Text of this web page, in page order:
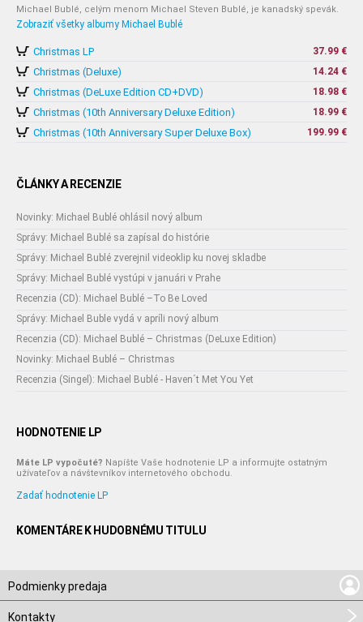
Michael Bublé, celým menom Michael Steven Bublé, je kanadský spevák.
Zobraziť všetky albumy Michael Bublé
Christmas LP 37.99 €
Christmas (Deluxe) 14.24 €
Christmas (DeLuxe Edition CD+DVD) 18.98 €
Christmas (10th Anniversary Deluxe Edition) 18.99 €
Christmas (10th Anniversary Super Deluxe Box) 199.99 €
ČLÁNKY A RECENZIE
Novinky: Michael Bublé ohlásil nový album
Správy: Michael Bublé sa zapísal do histórie
Správy: Michael Bublé zverejnil videoklip ku novej skladbe
Správy: Michael Bublé vystúpi v januári v Prahe
Recenzia (CD): Michael Bublé –To Be Loved
Správy: Michael Buble vydá v apríli nový album
Recenzia (CD): Michael Bublé – Christmas (DeLuxe Edition)
Novinky: Michael Bublé – Christmas
Recenzia (Singel): Michael Bublé - Haven´t Met You Yet
HODNOTENIE LP
Máte LP vypočuté? Napíšte Vaše hodnotenie LP a informujte ostatným
užívateľov a návštevníkov internetového obchodu.
Zadať hodnotenie LP
KOMENTÁRE K HUDOBNÉMU TITULU
Podmienky predaja
Kontakty